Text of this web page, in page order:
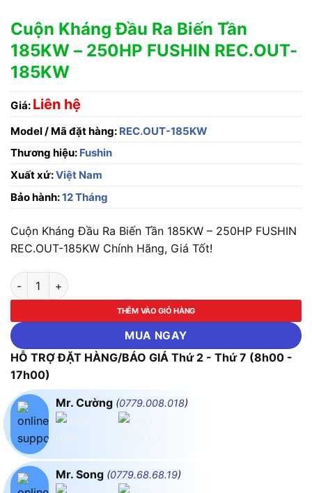
Cuộn Kháng Đầu Ra Biến Tần
185KW – 250HP FUSHIN REC.OUT-
185KW
Giá: Liên hệ
Model / Mã đặt hàng: REC.OUT-185KW
Thương hiệu: Fushin
Xuất xứ:Việt Nam
Bảo hành:12 Tháng
Cuộn Kháng Đầu Ra Biến Tần 185KW – 250HP FUSHIN
REC.OUT-185KW Chính Hãng, Giá Tốt!
Cuộn Kháng Đầu Ra Biến Tần 185KW - 250HP FUSHIN
THÊM VÀO GIỎ HÀNG
MUA NGAY
HỖ TRỢ ĐẶT HÀNG/BÁO GIÁ Thứ 2 - Thứ 7 (8h00 -
17h00)
Mr. Cường (0779.008.018)
Mr. Song (0779.68.68.19)